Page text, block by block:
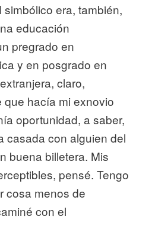
era, también,
educación
pregrado en
y en posgrado en
claro,
que hacía mi exnovio
oportunidad, a saber,
casada con alguien del
buena billetera. Mis
pensé. Tengo
cosa menos de
con el